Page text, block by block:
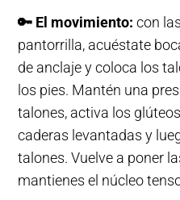
🔑 El movimiento: con
pantorrilla, acuéstate
de anclaje y coloca los
los pies. Mantén una
talones, activa los
caderas levantadas y
talones. Vuelve a poner
mantienes el núcleo